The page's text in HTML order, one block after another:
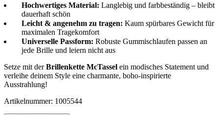
Hochwertiges Material: Langlebig und farbbeständig – bleibt
dauerhaft schön
Leicht & angenehm zu tragen: Kaum spürbares Gewicht für
maximalen Tragekomfort
Universelle Passform: Robuste Gummischlaufen passen an
jede Brille und leiern nicht aus
Setze mit derBrillenkette McTassel ein modisches Statement und
verleihe deinem Style eine charmante, boho-inspirierte
Ausstrahlung!
Artikelnummer: 1005544